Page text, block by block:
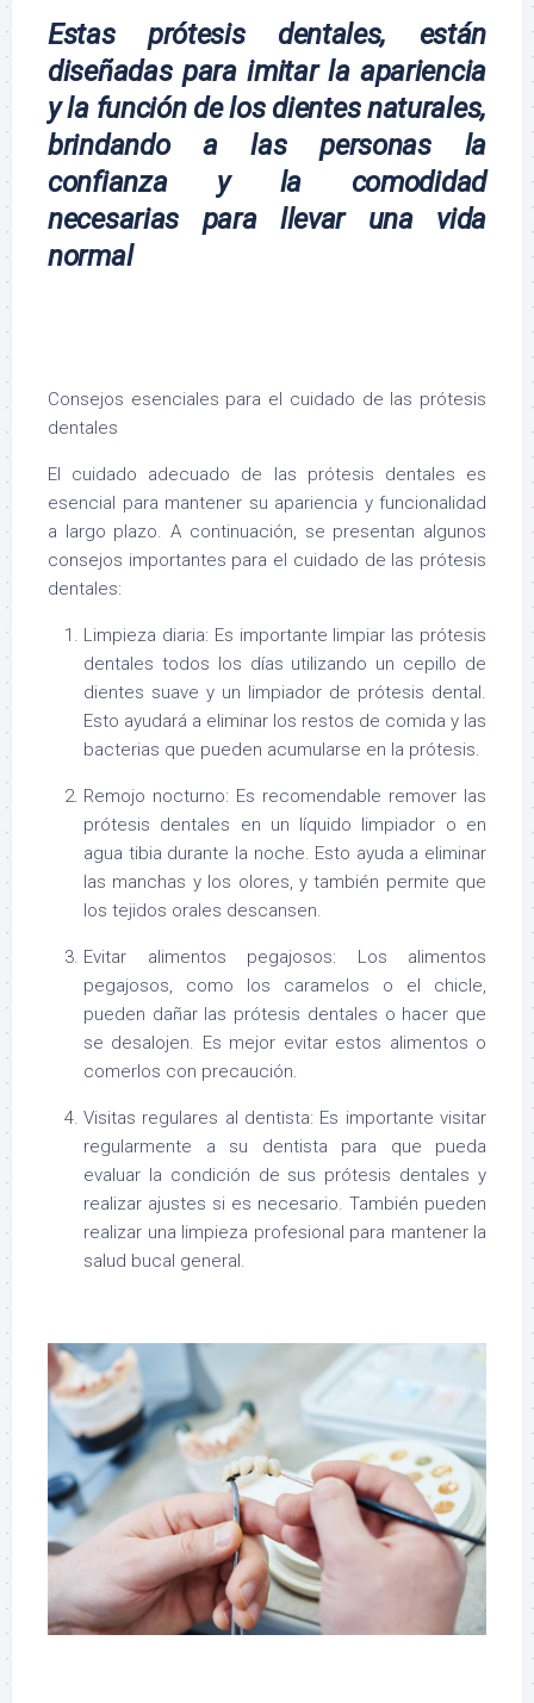
Estas prótesis dentales, están
diseñadas para imitar la apariencia
y la función de los dientes naturales,
brindando a las personas la
confianza y la comodidad
necesarias para llevar una vida
normal
Consejos esenciales para el cuidado de las prótesis
dentales
El cuidado adecuado de las prótesis dentales es
esencial para mantener su apariencia y funcionalidad
a largo plazo. A continuación, se presentan algunos
consejos importantes para el cuidado de las prótesis
dentales:
Limpieza diaria: Es importante limpiar las prótesis
dentales todos los días utilizando un cepillo de
dientes suave y un limpiador de prótesis dental.
Esto ayudará a eliminar los restos de comida y las
bacterias que pueden acumularse en la prótesis.
Remojo nocturno: Es recomendable remover las
prótesis dentales en un líquido limpiador o en
agua tibia durante la noche. Esto ayuda a eliminar
las manchas y los olores, y también permite que
los tejidos orales descansen.
Evitar alimentos pegajosos: Los alimentos
pegajosos, como los caramelos o el chicle,
pueden dañar las prótesis dentales o hacer que
se desalojen. Es mejor evitar estos alimentos o
comerlos con precaución.
Visitas regulares al dentista: Es importante visitar
regularmente a su dentista para que pueda
evaluar la condición de sus prótesis dentales y
realizar ajustes si es necesario. También pueden
realizar una limpieza profesional para mantener la
salud bucal general.